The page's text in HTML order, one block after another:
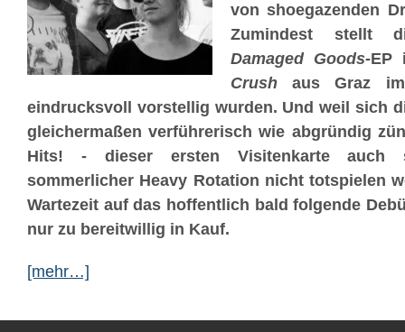
von shoegazenden
Zumindest stellt
Damaged Goods-EP
Crush aus Graz
eindrucksvoll vorstellig wurden. Und weil sich
gleichermaßen verführerisch wie abgründig
Hits! - dieser ersten Visitenkarte auch
sommerlicher Heavy Rotation nicht totspielen
Wartezeit auf das hoffentlich bald folgende
nur zu bereitwillig in Kauf.
[mehr…]